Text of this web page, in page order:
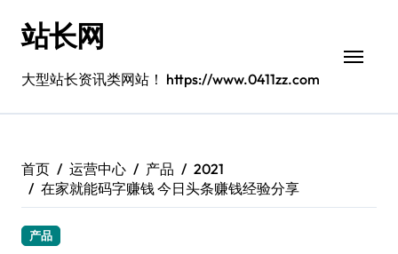
站长网
大型站长资讯类网站！ https://www.0411zz.com
首页 运营中心 产品
2021
在家就能码字赚钱 今日头条赚钱经验分享
产品